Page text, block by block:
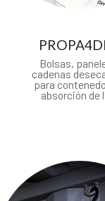
Bolsas,
cadenas
para
absorción de